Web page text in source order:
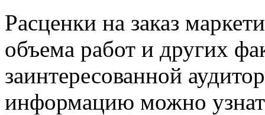
Расценки на заказ
объема работ и других
заинтересованной
информацию можно